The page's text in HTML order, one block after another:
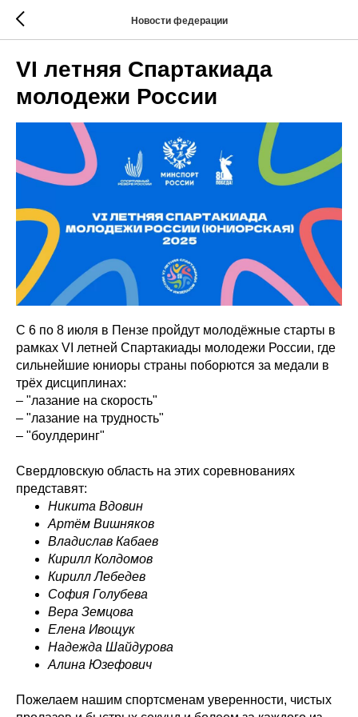
Новости федерации
VI летняя Спартакиада
молодежи России
С 6 по 8 июля в Пензе пройдут молодёжные старты в
рамках VI летней Спартакиады молодежи России, где
сильнейшие юниоры страны поборются за медали в
трёх дисциплинах:
– "лазание на скорость"
– "лазание на трудность"
– "боулдеринг"
Свердловскую область на этих соревнованиях
представят:
Никита Вдовин
Артём Вишняков
Владислав Кабаев
Кирилл Колдомов
Кирилл Лебедев
София Голубева
Вера Земцова
Елена Ивощук
Надежда Шайдурова
Алина Юзефович
Пожелаем нашим спортсменам уверенности, чистых